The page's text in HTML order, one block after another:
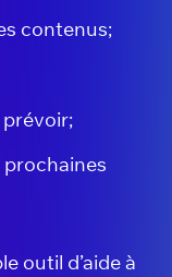
contenus;
outil d’aide à